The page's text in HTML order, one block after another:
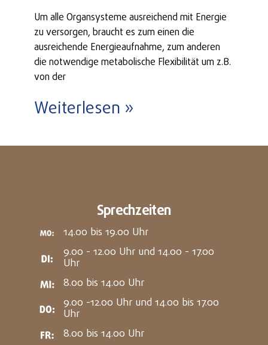
Um alle Organsysteme ausreichend mit Energie
zu versorgen, braucht es zum einen die
ausreichende Energieaufnahme, zum anderen
die notwendige metabolische Flexibilität um z.B.
von der
Weiterlesen »
Sprechzeiten
14.00 bis 19.00 Uhr
9.00 - 12.00 Uhr und 14.00 - 17.00
Uhr
8.00 bis 14.00 Uhr
9.00 -12.00 Uhr und 14.00 bis 17.00
Uhr
8.00 bis 14.00 Uhr